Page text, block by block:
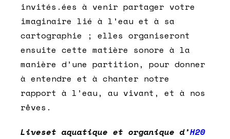
invités.ées à venir partager votre
imaginaire lié à l’eau et à sa
cartographie ; elles organiseront
ensuite cette matière sonore à la
manière d’une partition, pour donner
à entendre et à chanter notre
rapport à l’eau, au vivant, et à nos
rêves.
Liveset aquatique et organique d’H20